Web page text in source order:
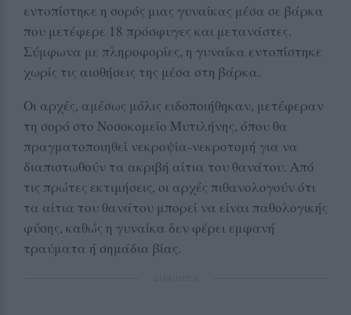
εντοπίστηκε η σορός μιας γυναίκας μέσα σε βάρκα
που μετέφερε 18 πρόσφυγες και μετανάστες.
Σύμφωνα με πληροφορίες, η γυναίκα εντοπίστηκε
χωρίς τις αισθήσεις της μέσα στη βάρκα.
Οι αρχές, αμέσως μόλις ειδοποιήθηκαν, μετέφεραν
τη σορό στο Νοσοκομείο Μυτιλήνης, όπου θα
πραγματοποιηθεί νεκροψία-νεκροτομή για να
διαπιστωθούν τα ακριβή αίτια του θανάτου. Από
τις πρώτες εκτιμήσεις, οι αρχές πιθανολογούν ότι
τα αίτια του θανάτου μπορεί να είναι παθολογικής
φύσης, καθώς η γυναίκα δεν φέρει εμφανή
τραύματα ή σημάδια βίας.